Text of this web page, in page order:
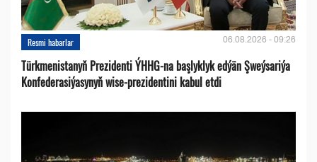
Resmi habarlar 06.08.2026 - 09:26
Türkmenistanyň Prezidenti ÝHHG-na başlyklyk edýän Şweýsariýa
Konfederasiýasynyň wise-prezidentini kabul etdi